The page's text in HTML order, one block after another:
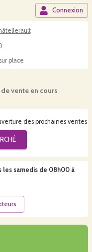
Connexion
place
vente en cours
des prochaines ventes
les samedis de 08h00 à